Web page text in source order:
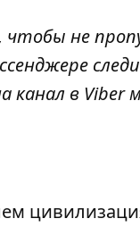
чтобы не
канал в Viber